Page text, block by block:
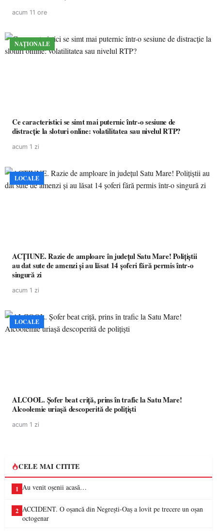
acum 11 ore
NAȚIONALE
Ce caracteristici se simt mai puternic într-o sesiune de
distracție la sloturi online: volatilitatea sau nivelul RTP?
acum 1 zi
LOCALE
ACȚIUNE. Razie de amploare în județul Satu Mare! Polițiștii
au dat sute de amenzi și au lăsat 14 șoferi fără permis într-o
singură zi
acum 1 zi
LOCALE
ALCOOL. Șofer beat criță, prins în trafic la Satu Mare!
Alcoolemie uriașă descoperită de polițiști
acum 1 zi
CELE MAI CITITE
1 Au venit oșenii acasă…
2 ACCIDENT. O oșancă din Negrești-Oaș a lovit pe trecere un oșan
octogenar